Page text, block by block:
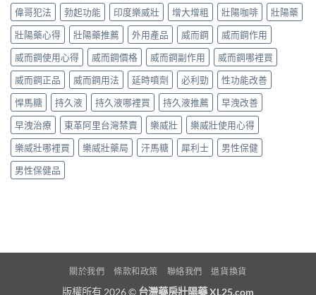
偉哥犯法
勃起功能 印度樂威壯 增大增粗 壯陽咖啡
壯陽藥
壯陽藥心得
壯陽藥推薦 外用產品 威而鋼
威而鋼作用
威而鋼使用心得
威而鋼價格 威而鋼副作用
威而鋼哪裡買
威而鋼正品
威而鋼用法 延時噴劑 必利勁
性功能改善
悍馬糖
持久液 持久液哪裡買 持久液推薦
早洩改善
早洩治療
東革阿里台灣禁賣 樂威壯
樂威壯使用心得
樂威壯哪裡買
樂威壯藥局 汗馬糖 犀利士
男性保健
男性保健品
關於我們 條款和政策 聯絡我們 退貨換貨
版權所有 2026 © 台灣藥房壯陽藥 XL25.com